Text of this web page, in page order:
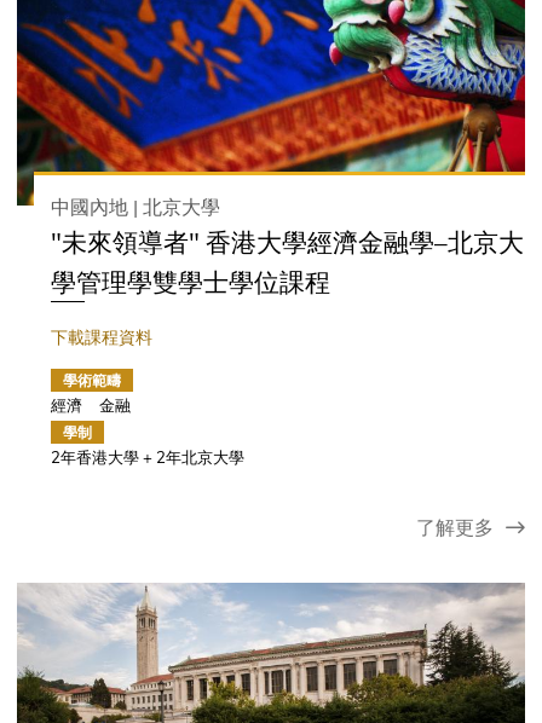
中國內地 | 北京大學
"未來領導者" 香港大學經濟金融學–北京大
學管理學雙學士學位課程
下載課程資料
學術範疇
經濟 金融
學制
2年香港大學 + 2年北京大學
了解更多